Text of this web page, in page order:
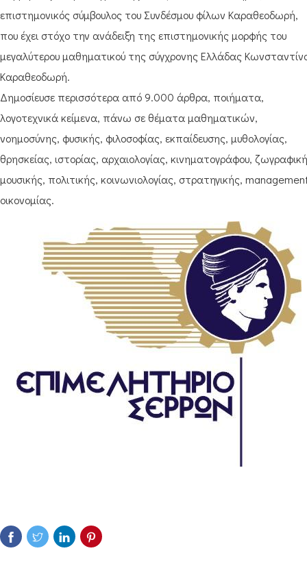
επιστημονικός σύμβουλος του Συνδέσμου φίλων Καραθεοδωρή,
που έχει στόχο την ανάδειξη της επιστημονικής μορφής του
μεγαλύτερου μαθηματικού της σύγχρονης Ελλάδας
Καραθεοδωρή.
Δημοσίευσε περισσότερα από 9.000 άρθρα, ποιήματα,
λογοτεχνικά κείμενα, πάνω σε θέματα μαθηματικών,
νοημοσύνης, φυσικής, φιλοσοφίας, εκπαίδευσης, μυθολογίας,
θρησκείας, ιστορίας, αρχαιολογίας, κινηματογράφου,
μουσικής, πολιτικής, κοινωνιολογίας, στρατηγικής,
οικονομίας.